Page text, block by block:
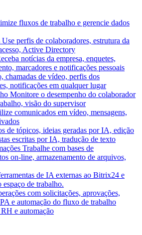
fluxos de trabalho e gerencie dados
Use perfis de colaboradores, estrutura da
Active Directory
notícias da empresa, enquetes,
marcadores e notificações pessoais
chamadas de vídeo, perfis dos
notificações em qualquer lugar
Monitore o desempenho do colaborador
visão do supervisor
comunicados em vídeo, mensagens,
de tópicos, ideias geradas por IA, edição
escritas por IA, tradução de texto
Trabalhe com bases de
on-line, armazenamento de arquivos,
de IA externas ao Bitrix24 e
espaço de trabalho.
com solicitações, aprovações,
e automação do fluxo de trabalho
e automação